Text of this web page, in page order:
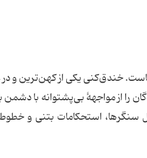
خندق‌کنی یکی از کهن‌ترین و
را از مواجهۀ بی‌پشتوانه با دشمن
استحکامات بتنی و خطوط